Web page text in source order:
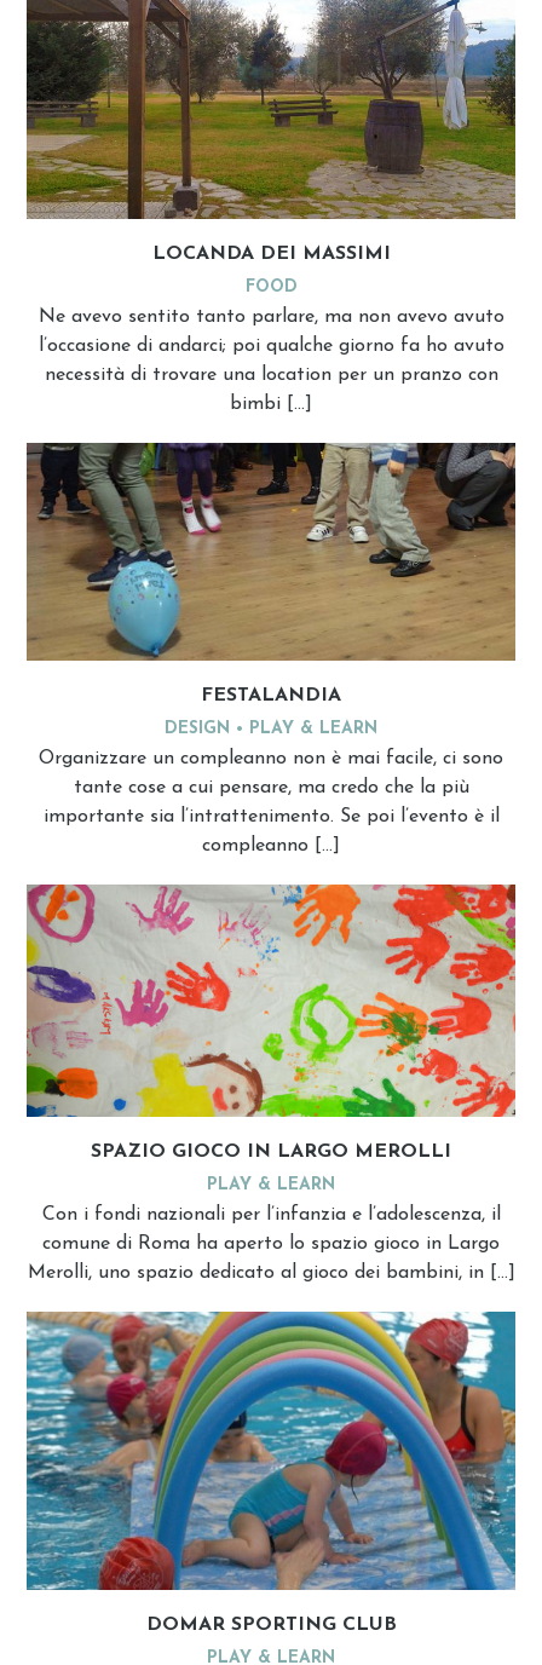
LOCANDA DEI MASSIMI
FOOD
Ne avevo sentito tanto parlare, ma non avevo avuto
l’occasione di andarci; poi qualche giorno fa ho avuto
necessità di trovare una location per un pranzo con
bimbi […]
FESTALANDIA
DESIGN PLAY & LEARN
Organizzare un compleanno non è mai facile, ci sono
tante cose a cui pensare, ma credo che la più
importante sia l’intrattenimento. Se poi l’evento è il
compleanno […]
SPAZIO GIOCO IN LARGO MEROLLI
PLAY & LEARN
Con i fondi nazionali per l’infanzia e l’adolescenza, il
comune di Roma ha aperto lo spazio gioco in Largo
Merolli, uno spazio dedicato al gioco dei bambini, in […]
DOMAR SPORTING CLUB
PLAY & LEARN